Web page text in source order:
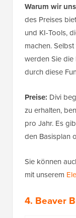
Warum wir
des Preises
und KI-Tools,
machen.
werden Sie die
durch diese
Preise: Divi
zu erhalten,
pro Jahr. Es
den Basisplan
Sie können
mit unserem
4. Beaver